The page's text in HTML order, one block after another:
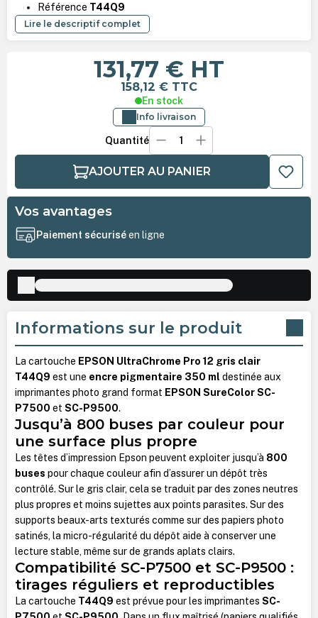
Référence T44Q9
Lire le descriptif complet
131,77 € HT
158,12 € TTC
En stock
Info livraison
Quantité
AJOUTER AU PANIER
Vos avantages
Paiement sécuriséen ligne
Informations sur le produit
La cartouche EPSON UltraChrome Pro 12 gris clair
T44Q9 est une encre pigmentaire 350 ml destinée aux
imprimantes photo grand format EPSON SureColor SC-
P7500 et SC-P9500.
Jusqu’à 800 buses par couleur pour
une surface plus propre
Les têtes d’impression Epson peuvent exploiter jusqu’à 800
buses pour chaque couleur afin d’assurer un dépôt très
contrôlé. Sur le gris clair, cela se traduit par des zones neutres
plus propres et moins sujettes aux points parasites. Sur des
supports beaux-arts texturés comme sur des papiers photo
satinés, la micro-régularité du dépôt aide à conserver une
lecture stable, même sur de grands aplats clairs.
Compatibilité SC-P7500 et SC-P9500 :
tirages réguliers et reproductibles
La cartouche T44Q9 est prévue pour les imprimantes SC-